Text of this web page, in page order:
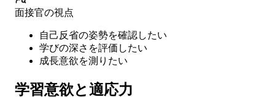
面接官の視点
自己反省の姿勢を確認したい
学びの深さを評価したい
成長意欲を測りたい
学習意欲と適応力